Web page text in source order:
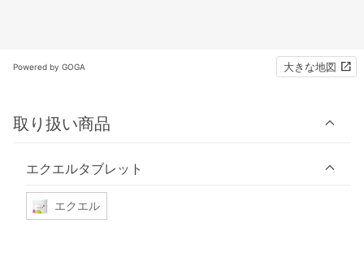
Powered by GOGA 大きな地図
取り扱い商品
エクエルタブレット
エクエル